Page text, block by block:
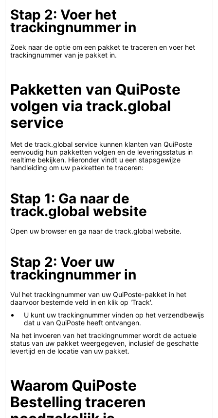
Stap 2: Voer het
trackingnummer in
Zoek naar de optie om een pakket te traceren en voer het
trackingnummer van je pakket in.
Pakketten van QuiPoste
volgen via track.global
service
Met de track.global service kunnen klanten van QuiPoste
eenvoudig hun pakketten volgen en de leveringsstatus in
realtime bekijken. Hieronder vindt u een stapsgewijze
handleiding om uw pakketten te traceren:
Stap 1: Ga naar de
track.global website
Open uw browser en ga naar de track.global website.
Stap 2: Voer uw
trackingnummer in
Vul het trackingnummer van uw QuiPoste-pakket in het
daarvoor bestemde veld in en klik op 'Track'.
U kunt uw trackingnummer vinden op het verzendbewijs
dat u van QuiPoste heeft ontvangen.
Na het invoeren van het trackingnummer wordt de actuele
status van uw pakket weergegeven, inclusief de geschatte
levertijd en de locatie van uw pakket.
Waarom QuiPoste
Bestelling traceren